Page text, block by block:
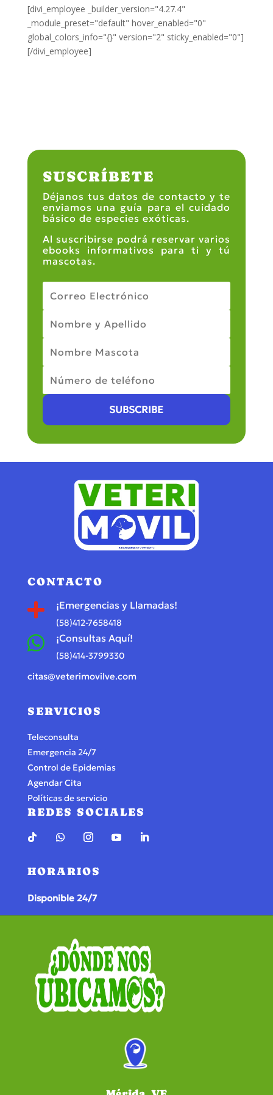
[divi_employee _builder_version="4.27.4"
_module_preset="default" hover_enabled="0"
global_colors_info="{}" version="2" sticky_enabled="0"]
[/divi_employee]
SUSCRÍBETE
Déjanos tus datos de contacto y te
enviamos una guía para el cuidado
básico de especies exóticas.
Al suscribirse podrá reservar varios
ebooks informativos para ti y tú
mascotas.
SUBSCRIBE
CONTACTO
 ¡Emergencias y Llamadas!
(58)412-7658418
 ¡Consultas Aquí!
(58)414-3799330
citas@veterimovilve.com
SERVICIOS
Teleconsulta
Emergencia 24/7
Control de Epidemias
Agendar Cita
Políticas de servicio
REDES SOCIALES
HORARIOS
Disponible 24/7